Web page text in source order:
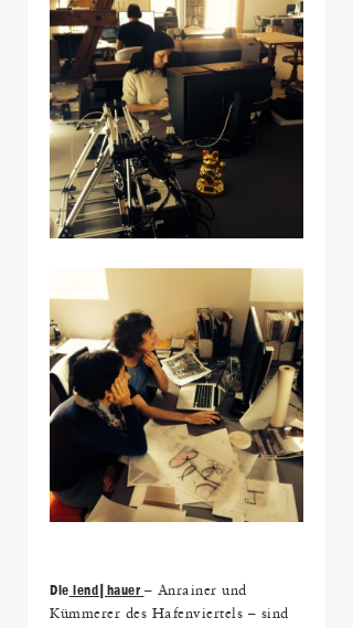
Die lend|hauer – Anrainer und
Kümmerer des Hafenviertels – sind